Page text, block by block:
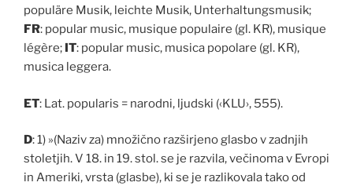
populäre Musik, leichte Musik, Unterhaltungsmusik;
FR: popular music, musique populaire (gl. KR), musique
légère; IT: popular music, musica popolare (gl. KR),
musica leggera.
ET: Lat. popularis = narodni, ljudski (‹KLU›, 555).
D: 1) »(Naziv za) množično razširjeno glasbo v zadnjih
stoletjih. V 18. in 19. stol. se je razvila, večinoma v Evropi
in Ameriki, vrsta (glasbe), ki se je razlikovala tako od